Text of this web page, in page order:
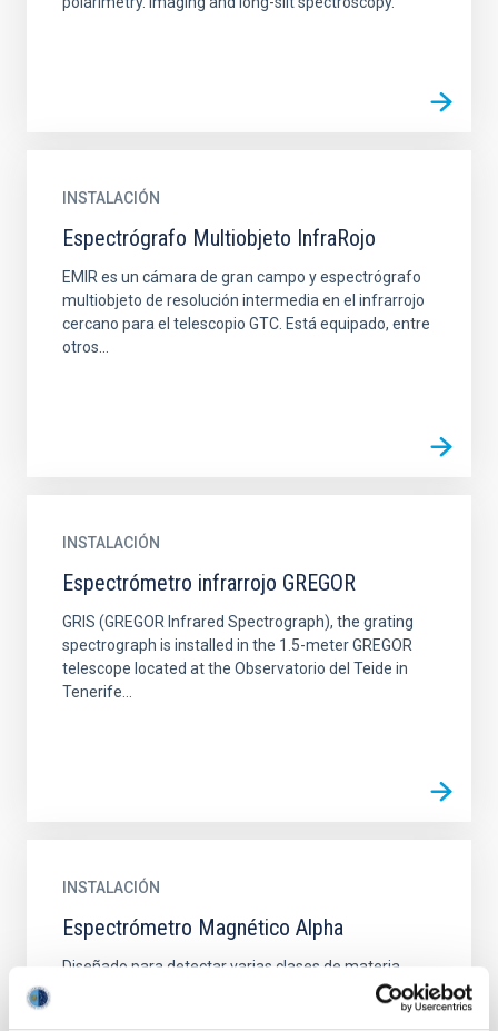
INSTALACIÓN
Espectrógrafo Multiobjeto InfraRojo
EMIR es un cámara de gran campo y espectrógrafo
multiobjeto de resolución intermedia en el infrarrojo
cercano para el telescopio GTC. Está equipado, entre
otros...
INSTALACIÓN
Espectrómetro infrarrojo GREGOR
GRIS (GREGOR Infrared Spectrograph), the grating
spectrograph is installed in the 1.5-meter GREGOR
telescope located at the Observatorio del Teide in
Tenerife...
INSTALACIÓN
Espectrómetro Magnético Alpha
Diseñado para detectar varias clases de materia
exótica mediante la medición de rayos cósmicos. Sus
instrumentos ayudarán a los científicos a estudiar la...